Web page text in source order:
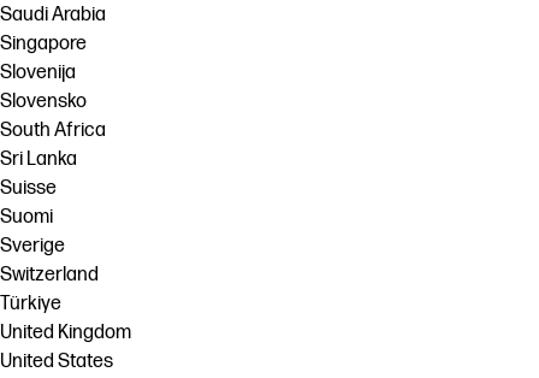
Saudi Arabia
Singapore
Slovenija
Slovensko
South Africa
Sri Lanka
Suisse
Suomi
Sverige
Switzerland
Türkiye
United Kingdom
United States